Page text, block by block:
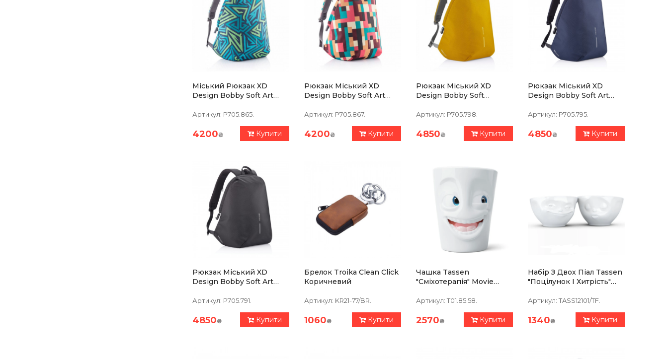
Міський Рюкзак XD
Design Bobby Soft Art
Артикул: P705.865.
4200₴ Купити
Рюкзак Міський XD
Design Bobby Soft Art
Артикул: P705.867.
4200₴ Купити
Рюкзак Міський XD
Design Bobby Soft
Артикул: P705.798.
4850₴ Купити
Рюкзак Міський XD
Design Bobby Soft Art
Артикул: P705.795.
4850₴ Купити
Рюкзак Міський XD
Design Bobby Soft Art
Артикул: P705.791.
4850₴ Купити
Брелок Troika Clean Click
Коричневий
Артикул: KR21-77/BR.
1060₴ Купити
Чашка Tassen
"Сміхотерапія" Movie
Порцеляна
Артикул: T01.85.58.
2570₴ Купити
Набір З Двох Піал Tassen
"Поцілунок І Хитрість"
Артикул: TASS12101/TF.
1340₴ Купити